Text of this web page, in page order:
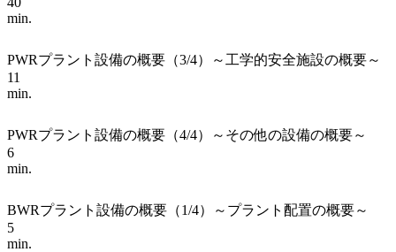
min.
PWRプラント設備の概要（3/4）～工学的安全施設の概要～
11
min.
PWRプラント設備の概要（4/4）～その他の設備の概要～
6
min.
BWRプラント設備の概要（1/4）～プラント配置の概要～
5
min.